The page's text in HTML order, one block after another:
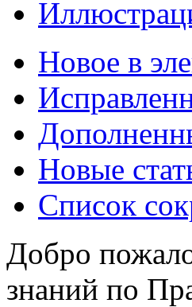
Новое в
Новые
Список
Добро
знаний по